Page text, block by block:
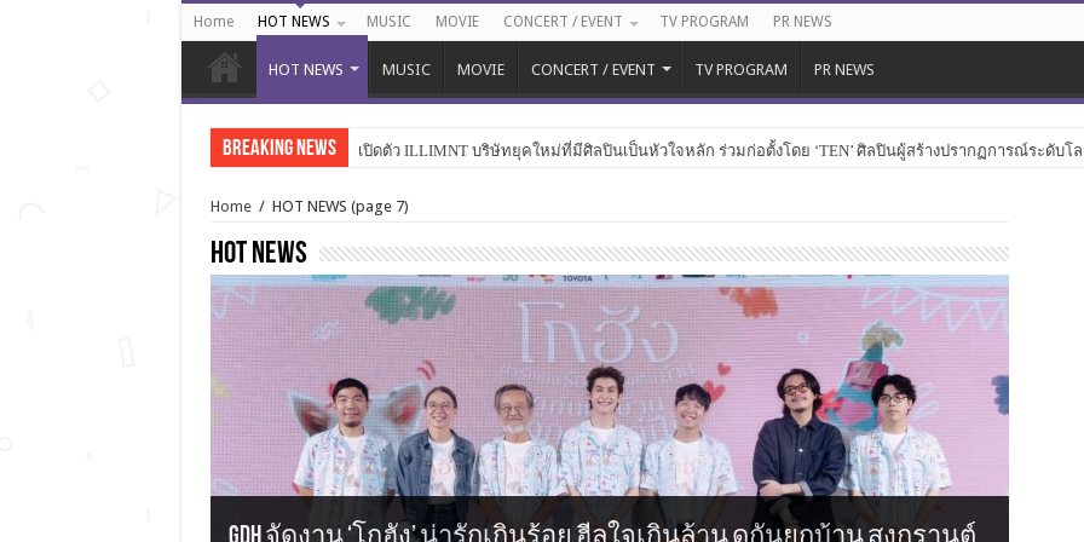
Home HOT NEWS MUSIC MOVIE CONCERT / EVENT TV PROGRAM PR NEWS
HOT NEWS MUSIC MOVIE CONCERT / EVENT TV PROGRAM PR NEWS
Breaking News เปิดตัว ILLIMNT บริษัทยุคใหม่ที่มีศิลปินเป็นหัวใจหลัก ร่วมก่อตั้งโดย ‘TEN’ ศิลปินผู้สร้างปรากฏการณ์ระดับโ
PERSES เปิดเกมสุดเดือดใน “ไม่แพ้ใคร (Hotter than ur X)” ดึง URBOYTJ ร่วมโปรดิวซ์ครั้งแรก
Home / HOT NEWS (page 7)
HOT NEWS